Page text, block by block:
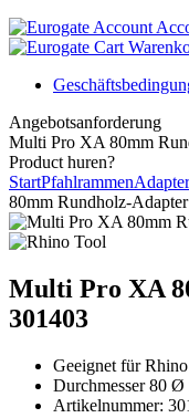
Angebotsanforderung
Multi Pro XA 80mm
Product huren?
StartPfahlrammen
80mm Rundholz-
Multi Pro XA
301403
Geeignet für
Durchmesser 80 Ø
Artikelnummer: